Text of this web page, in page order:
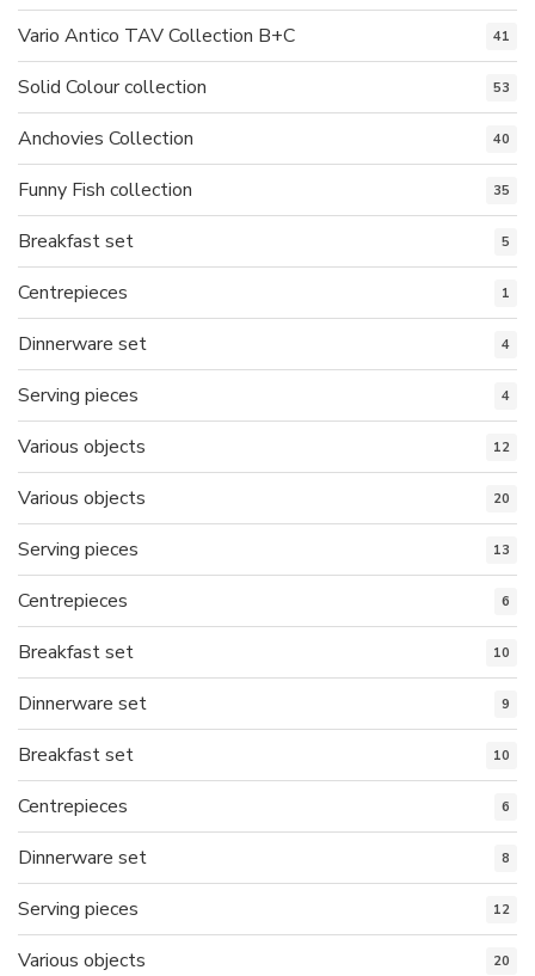
Vario Antico TAV Collection B+C 41
Solid Colour collection 53
Anchovies Collection 40
Funny Fish collection 35
Breakfast set 5
Centrepieces 1
Dinnerware set 4
Serving pieces 4
Various objects 12
Various objects 20
Serving pieces 13
Centrepieces 6
Breakfast set 10
Dinnerware set 9
Breakfast set 10
Centrepieces 6
Dinnerware set 8
Serving pieces 12
Various objects 20